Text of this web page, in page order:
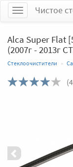
МенюЧистое
Alca Super Flat
(2007г - 2013г
Стеклоочистители
(